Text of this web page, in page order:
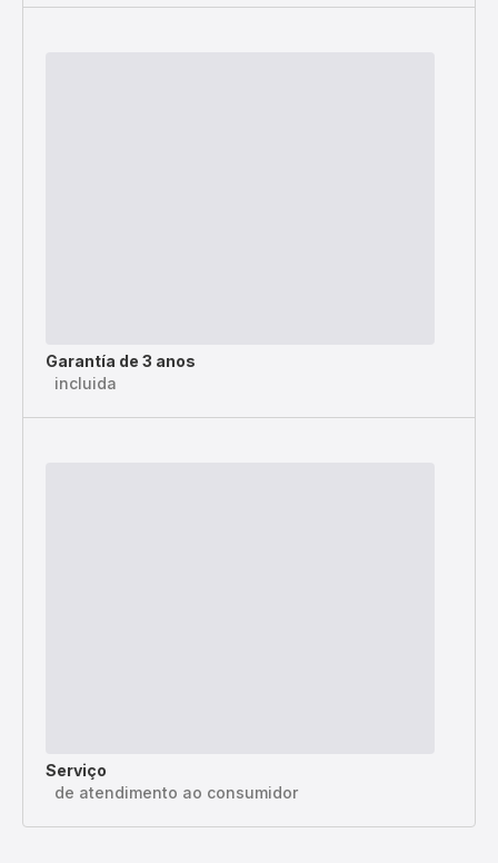
Garantía de 3 anos
incluida
Serviço
de atendimento ao consumidor